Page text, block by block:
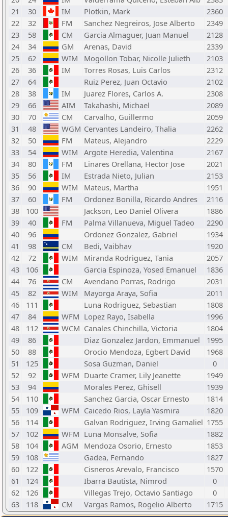
21
30 IM Plotkin, Mark
2360
22
32 FM Sanchez Negreiros, Jose Alberto
2349
23
58 CM Garcia Almaguer, Juan Manuel
2128
24
34 GM Arenas, David
2339
25
62 WIM Mogollon Tobar, Nicolle Julieth
2103
26
36 IM Torres Rosas, Luis Carlos
2312
27
64 Ruiz Perez, Juan Octavio
2102
28
38 IM Juarez Flores, Carlos A.
2308
29
66 AIM Takahashi, Michael
2089
30
70 CM Carvalho, Guillermo
2059
31
48 WGM Cervantes Landeiro, Thalia
2262
32
50 FM Mateus, Alejandro
2229
33
54 WIM Argote Heredia, Valentina
2167
34
80 FM Linares Orellana, Hector Jose
2021
35
56 IM Estrada Nieto, Julian
2153
36
90 WIM Mateus, Martha
1951
37
60 FM Ordonez Bonilla, Ricardo Andres
2116
38
100 Jackson, Leo Daniel Olivera
1886
39
40 FM Palma Villanueva, Miguel Tadeo
2290
40
96 Ordonez Gonzalez, Gabriel
1934
41
98 CM Bedi, Vaibhav
1920
42
72 WIM Miranda Rodriguez, Tania
2057
43
106 Garcia Espinoza, Yosed Emanuel
1836
44
76 CM Avendano Porras, Rodrigo
2031
45
82 WIM Mayorga Araya, Sofia
2011
46
111 Luna Rodriguez, Sebastian
1808
47
84 WFM Lopez Rayo, Isabella
1996
48
112 WCM Canales Chinchilla, Victoria
1804
49
86 Diaz Gonzalez Jardon, Emmanuel
1995
50
88 Orocio Mendoza, Egbert David
1968
51
125 Sosa Guzman, Daniel
0
52
92 WFM Duarte Cramer, Lily Jeanette
1949
53
94 Morales Perez, Ghisell
1939
54
110 Sanchez Garcia, Oscar Ernesto
1814
55
109 WFM Caicedo Rios, Layla Yasmira
1820
56
114 Galvan Rodriguez, Irving Gamaliel 1755
57
102 WFM Luna Monsalve, Sofia
1882
58
104 AGM Mendoza Osorio, Ernesto
1853
59
108 Gadea, Fernando
1827
60
122 Cisneros Arevalo, Francisco
1570
61
124 Ibarra Bautista, Nimrod
0
62
126 Villegas Trejo, Octavio Santiago
0
63
118 CM Vargas Ramos, Rogelio Alberto 1715